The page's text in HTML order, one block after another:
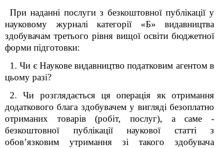
При наданні послуги з безкоштовної публікації у
науковому журналі категорії «Б» видавництва
здобувачам третього рівня вищої освіти бюджетної
форми підготовки:
1. Чи є Наукове видавництво податковим агентом в
цьому разі?
2. Чи розглядається ця операція як отримання
додаткового блага здобувачем у вигляді безоплатно
отриманих товарів (робіт, послуг), а саме -
безкоштовної публікації наукової статті з
обов’язковим утримання зі такого здобувача